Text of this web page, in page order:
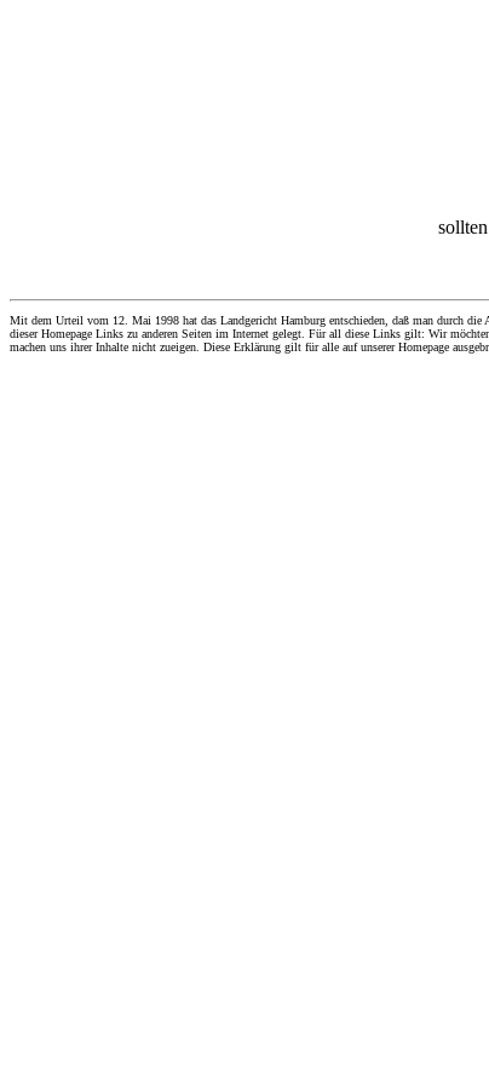
Mit dem Urteil vom 12. Mai 1998 hat das Landgericht Hamburg entschieden, daß man durch
dieser Homepage Links zu anderen Seiten im Internet gelegt. Für all diese Links gilt: Wir
machen uns ihrer Inhalte nicht zueigen. Diese Erklärung gilt für alle auf unserer Homepage